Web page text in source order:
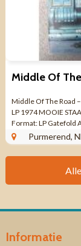
Middle Of The Road
LP 1974 MOOIE
Format: LP Gatefold
GERMANY Genre: ...
Purmerend,
Informatie